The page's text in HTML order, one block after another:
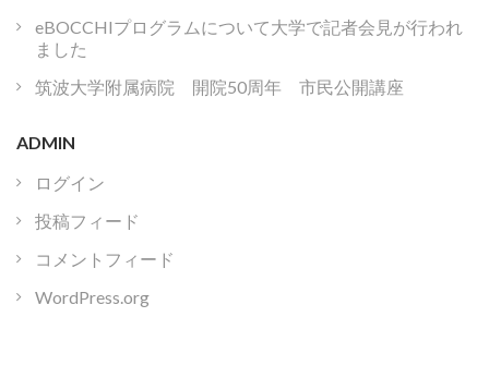
eBOCCHIプログラムについて大学で記者会見が行われ
ました
筑波大学附属病院 開院50周年 市民公開講座
ADMIN
ログイン
投稿フィード
コメントフィード
WordPress.org